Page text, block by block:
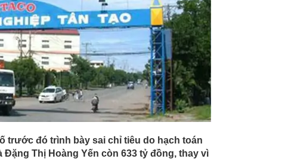
có loạt công trình hơn 137.000 tỷ đồng sẽ
dùng
nhiều vi nhựa bậc nhất
đợt 2 làm dự án Tiên Dương Park City
ty con
trước đó trình bày sai chỉ tiêu do hạch toán
Thị Hoàng Yến còn 633 tỷ đồng, thay vì